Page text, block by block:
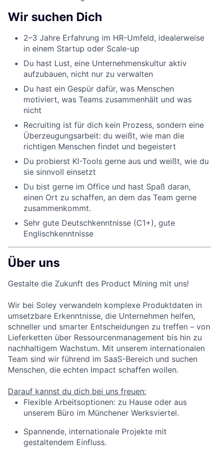
Wir suchen Dich
2–3 Jahre Erfahrung im HR-Umfeld, idealerweise
in einem Startup oder Scale-up
Du hast Lust, eine Unternehmenskultur aktiv
aufzubauen, nicht nur zu verwalten
Du hast ein Gespür dafür, was Menschen
motiviert, was Teams zusammenhält und was
nicht
Recruiting ist für dich kein Prozess, sondern eine
Überzeugungsarbeit: du weißt, wie man die
richtigen Menschen findet und begeistert
Du probierst KI-Tools gerne aus und weißt, wie du
sie sinnvoll einsetzt
Du bist gerne im Office und hast Spaß daran,
einen Ort zu schaffen, an dem das Team gerne
zusammenkommt.
Sehr gute Deutschkenntnisse (C1+), gute
Englischkenntnisse
Über uns
Gestalte die Zukunft des Product Mining mit uns!
Wir bei Soley verwandeln komplexe Produktdaten in
umsetzbare Erkenntnisse, die Unternehmen helfen,
schneller und smarter Entscheidungen zu treffen – von
Lieferketten über Ressourcenmanagement bis hin zu
nachhaltigem Wachstum. Mit unserem internationalen
Team sind wir führend im SaaS-Bereich und suchen
Menschen, die echten Impact schaffen wollen.
Darauf kannst du dich bei uns freuen:
Flexible Arbeitsoptionen: zu Hause oder aus
unserem Büro im Münchener Werksviertel.
Spannende, internationale Projekte mit
gestaltendem Einfluss.